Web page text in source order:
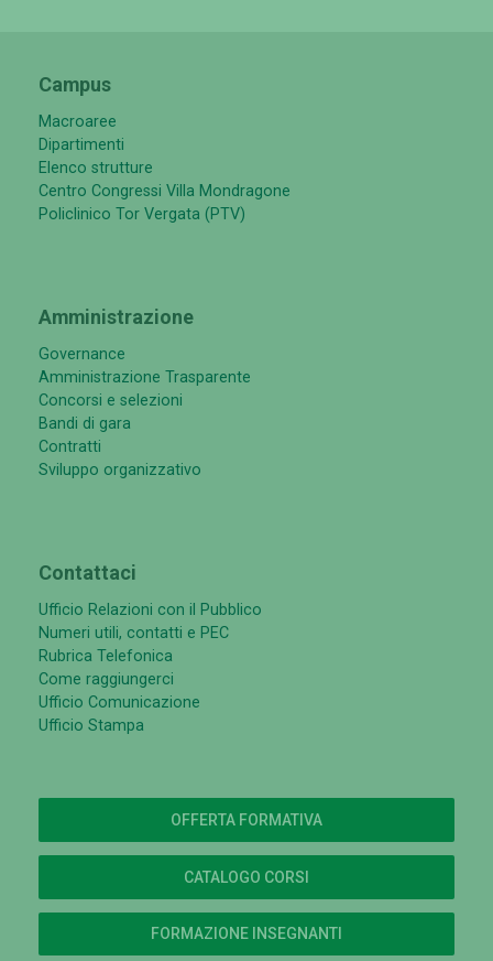
Campus
Macroaree
Dipartimenti
Elenco strutture
Centro Congressi Villa Mondragone
Policlinico Tor Vergata (PTV)
Amministrazione
Governance
Amministrazione Trasparente
Concorsi e selezioni
Bandi di gara
Contratti
Sviluppo organizzativo
Contattaci
Ufficio Relazioni con il Pubblico
Numeri utili, contatti e PEC
Rubrica Telefonica
Come raggiungerci
Ufficio Comunicazione
Ufficio Stampa
OFFERTA FORMATIVA
CATALOGO CORSI
FORMAZIONE INSEGNANTI